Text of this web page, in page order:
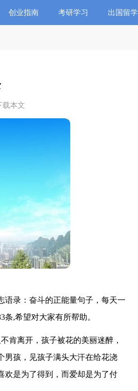
创业指南 考研学习 出国留学
载本文
语录：奋斗的正能量句子，每天一
,希望对大家有所帮助。
肯离开，孩子被花的美丽迷醉，
男孩，见孩子满头大汗在给花浇
欢是为了得到，而爱却是为了付